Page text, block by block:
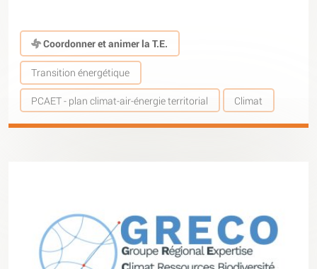
Coordonner et animer la T.E.
Transition énergétique
PCAET - plan climat-air-énergie territorial Climat